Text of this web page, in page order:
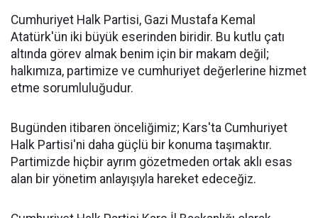
Cumhuriyet Halk Partisi, Gazi Mustafa Kemal
Atatürk'ün iki büyük eserinden biridir. Bu kutlu çatı
altında görev almak benim için bir makam değil;
halkımıza, partimize ve cumhuriyet değerlerine hizmet
etme sorumluluğudur.
Bugünden itibaren önceliğimiz; Kars'ta Cumhuriyet
Halk Partisi'ni daha güçlü bir konuma taşımaktır.
Partimizde hiçbir ayrım gözetmeden ortak aklı esas
alan bir yönetim anlayışıyla hareket edeceğiz.